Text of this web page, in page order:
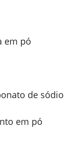
em pó
de sódio
em pó